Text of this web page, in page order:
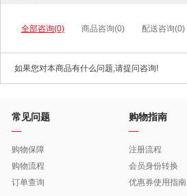
全部咨询(0) 商品咨询(0) 配送咨询(0)
如果您对本商品有什么问题,请提问咨询!
常见问题
购物保障
购物流程
订单查询
购物指南
注册流程
会员身份转换
优惠券使用指南